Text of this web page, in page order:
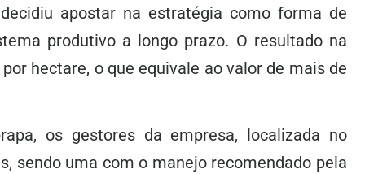
apostar na estratégia como forma de
produtivo a longo prazo. O resultado na
hectare, o que equivale ao valor de mais de
os gestores da empresa, localizada no
sendo uma com o manejo recomendado pela